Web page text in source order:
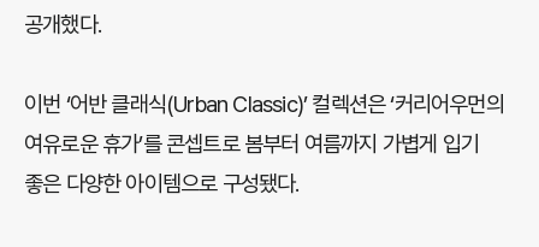
공개했다.
이번 ‘어반 클래식(Urban Classic)’ 컬렉션은 ‘커리어우먼의
여유로운 휴가’를 콘셉트로 봄부터 여름까지 가볍게 입기
좋은 다양한 아이템으로 구성됐다.